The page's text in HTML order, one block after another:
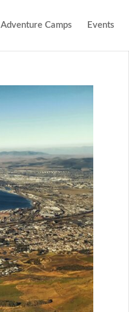
Adventure Camps Events